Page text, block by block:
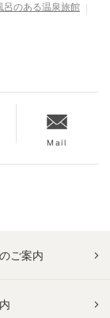
呂のある温泉旅館
Mail
ご案内